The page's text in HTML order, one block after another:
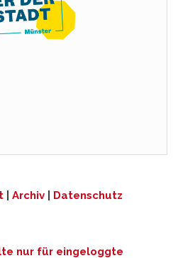
Archiv Datenschutz
nur für eingeloggte